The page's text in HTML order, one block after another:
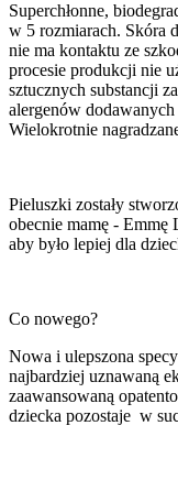
Superchłonne,
w 5 rozmiarach. Skóra
nie ma kontaktu ze
procesie produkcji nie
sztucznych substancji
alergenów
Wielokrotnie
Pieluszki zostały
obecnie mamę - Emmę
aby było lepiej dla
Co nowego?
Nowa i ulepszona
najbardziej uznawaną
zaawansowaną
dziecka pozostaje w